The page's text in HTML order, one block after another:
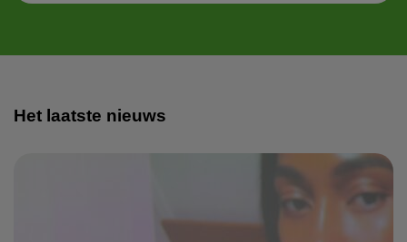
Het laatste nieuws